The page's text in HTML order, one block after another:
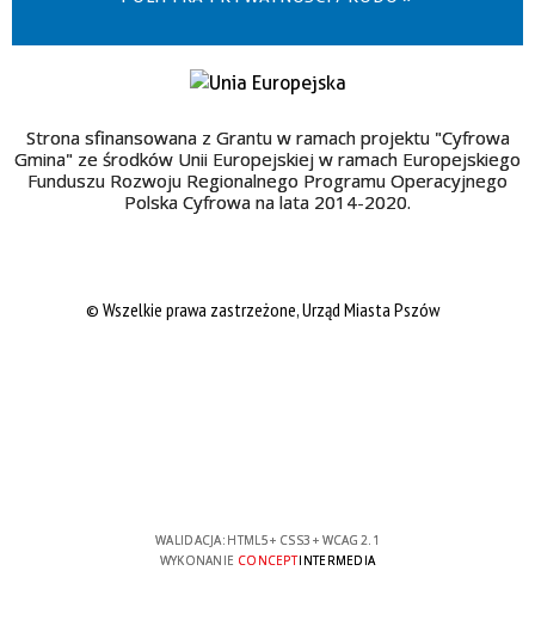
Strona sfinansowana z Grantu w ramach projektu "Cyfrowa
Gmina" ze środków Unii Europejskiej w ramach Europejskiego
Funduszu Rozwoju Regionalnego Programu Operacyjnego
Polska Cyfrowa na lata 2014-2020.
© Wszelkie prawa zastrzeżone, Urząd Miasta Pszów
WALIDACJA: HTML5+ CSS3 + WCAG 2.1
WYKONANIE CONCEPTINTERMEDIA